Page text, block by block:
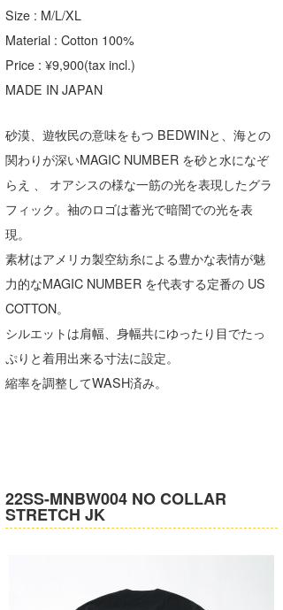
Size : M/L/XL
Material : Cotton 100%
Price : ¥9,900(tax incl.)
MADE IN JAPAN
砂漠、遊牧民の意味をもつ BEDWINと、海との
関わりが深いMAGIC NUMBER を砂と水になぞ
らえ 、 オアシスの様な一筋の光を表現したグラ
フィック。袖のロゴは蓄光で暗闇での光を表
現。
素材はアメリカ製空紡糸による豊かな表情が魅
力的なMAGIC NUMBER を代表する定番の US
COTTON。
シルエットは肩幅、身幅共にゆったり目でたっ
ぷりと着用出来る寸法に設定。
縮率を調整してWASH済み。
22SS-MNBW004 NO COLLAR
STRETCH JK